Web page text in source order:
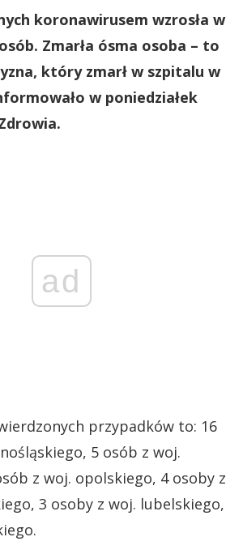
koronawirusem wzrosła w
Zmarła ósma osoba – to
który zmarł w szpitalu w
w poniedziałek
ad
przypadków to: 16
5 osób z woj.
z woj. opolskiego, 4 osoby z
3 osoby z woj. lubelskiego,